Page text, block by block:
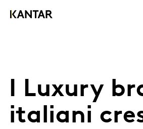
I Luxury
italiani